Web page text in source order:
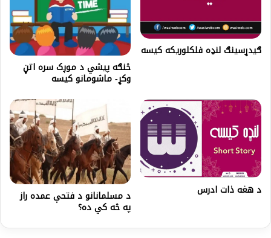
ګیدړسینګ لنډه فلکلوریکه کیسه
څنګه پیشي د موږک سره اتڼ
وکړ- ماشومانو کیسه
د هغه ذات ادرس د مسلمانانو د فتحې عمده راز
په څه کي ده؟